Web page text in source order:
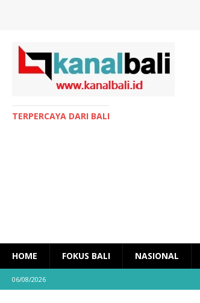
TERPERCAYA DARI BALI
HOME FOKUS BALI NASIONAL
06/08/2026